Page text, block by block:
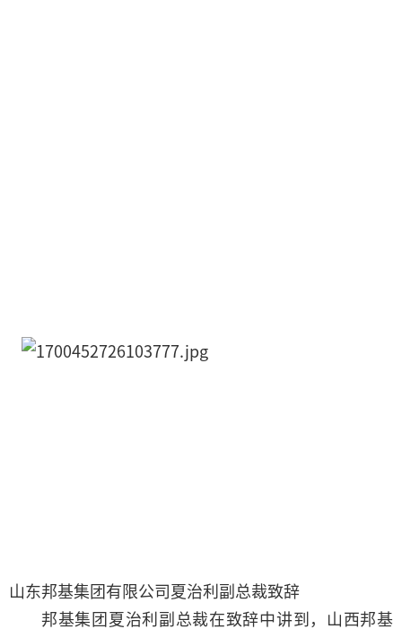
山东邦基集团有限公司夏治利副总裁致辞
邦基集团夏治利副总裁在致辞中讲到，山西邦基